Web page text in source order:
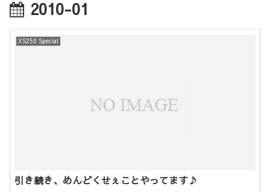
2010-01
XS250 Special
引き続き、めんどくせぇことやってます♪